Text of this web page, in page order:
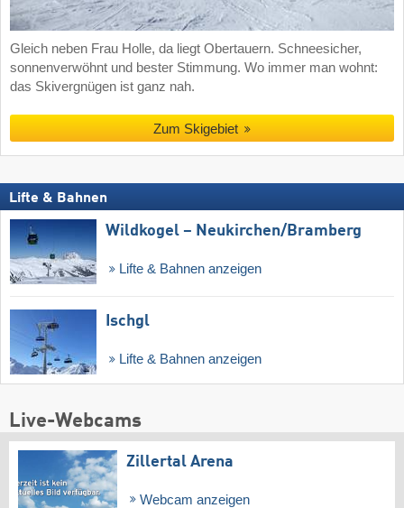
Gleich neben Frau Holle, da liegt Obertauern. Schneesicher,
sonnenverwöhnt und bester Stimmung. Wo immer man wohnt:
das Skivergnügen ist ganz nah.
Zum Skigebiet
Lifte & Bahnen
Wildkogel – Neukirchen/​Bramberg
Lifte & Bahnen anzeigen
Ischgl
Lifte & Bahnen anzeigen
Live-Webcams
Zillertal Arena
Webcam anzeigen